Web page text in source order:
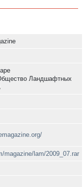
Ландшафтных
magazine/lam/2009_07.rar